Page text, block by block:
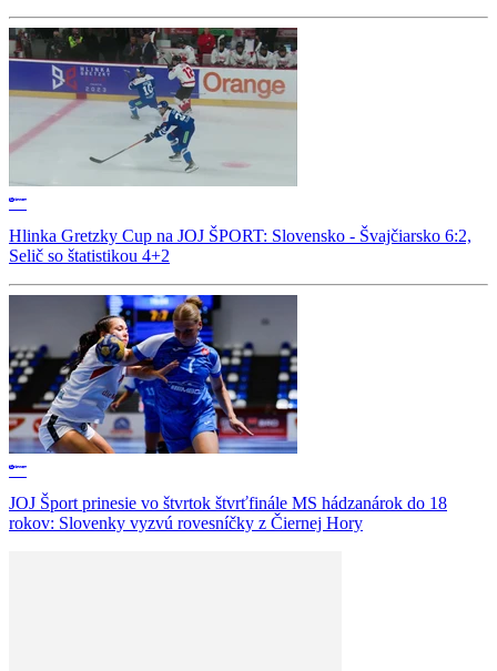
Hlinka Gretzky Cup na JOJ ŠPORT: Slovensko - Švajčiarsko 6:2,
Selič so štatistikou 4+2
JOJ Šport prinesie vo štvrtok štvrťfinále MS hádzanárok do 18
rokov: Slovenky vyzvú rovesníčky z Čiernej Hory